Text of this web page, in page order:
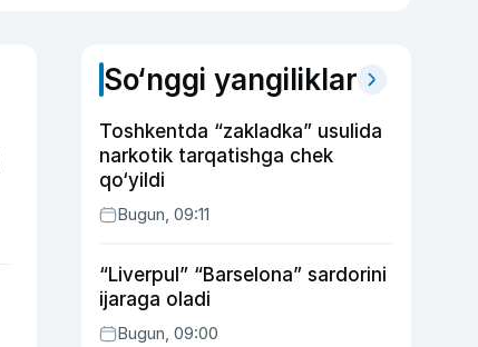
So‘nggi yangiliklar
Toshkentda “zakladka” usulida
narkotik tarqatishga chek
qo‘yildi
Bugun, 09:11
“Liverpul” “Barselona” sardorini
ijaraga oladi
Bugun, 09:00